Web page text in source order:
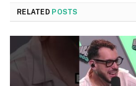
RELATED POSTS